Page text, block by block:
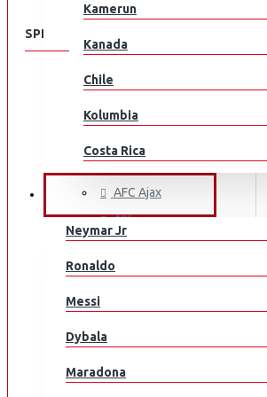
Kamerun
Kanada
Chile
Kolumbia
Costa Rica
Kroatia
Tšekki
Tanska
Egypti
EL Salvador
JALKAPALLOILIJAT
Neymar Jr
Ronaldo
Messi
Dybala
Maradona
SPEISEKARTE
KLUBEILLE
Aberdeen
ACF Fiorentina
AFC Ajax
AIK
AS Monaco
Athletic Bilbao